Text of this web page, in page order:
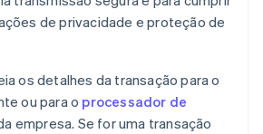
de privacidade e proteção de
os detalhes da transação para o
ou para o processador de
empresa. Se for uma transação